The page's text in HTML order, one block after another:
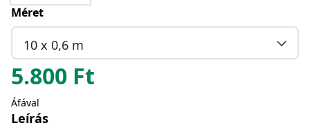
Méret
10 x 0,6 m
5.800 Ft
Áfával
Leírás